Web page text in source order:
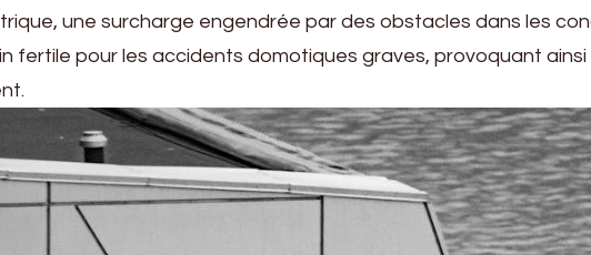
une surcharge engendrée par des obstacles dans les
fertile pour les accidents domotiques graves, provoquant